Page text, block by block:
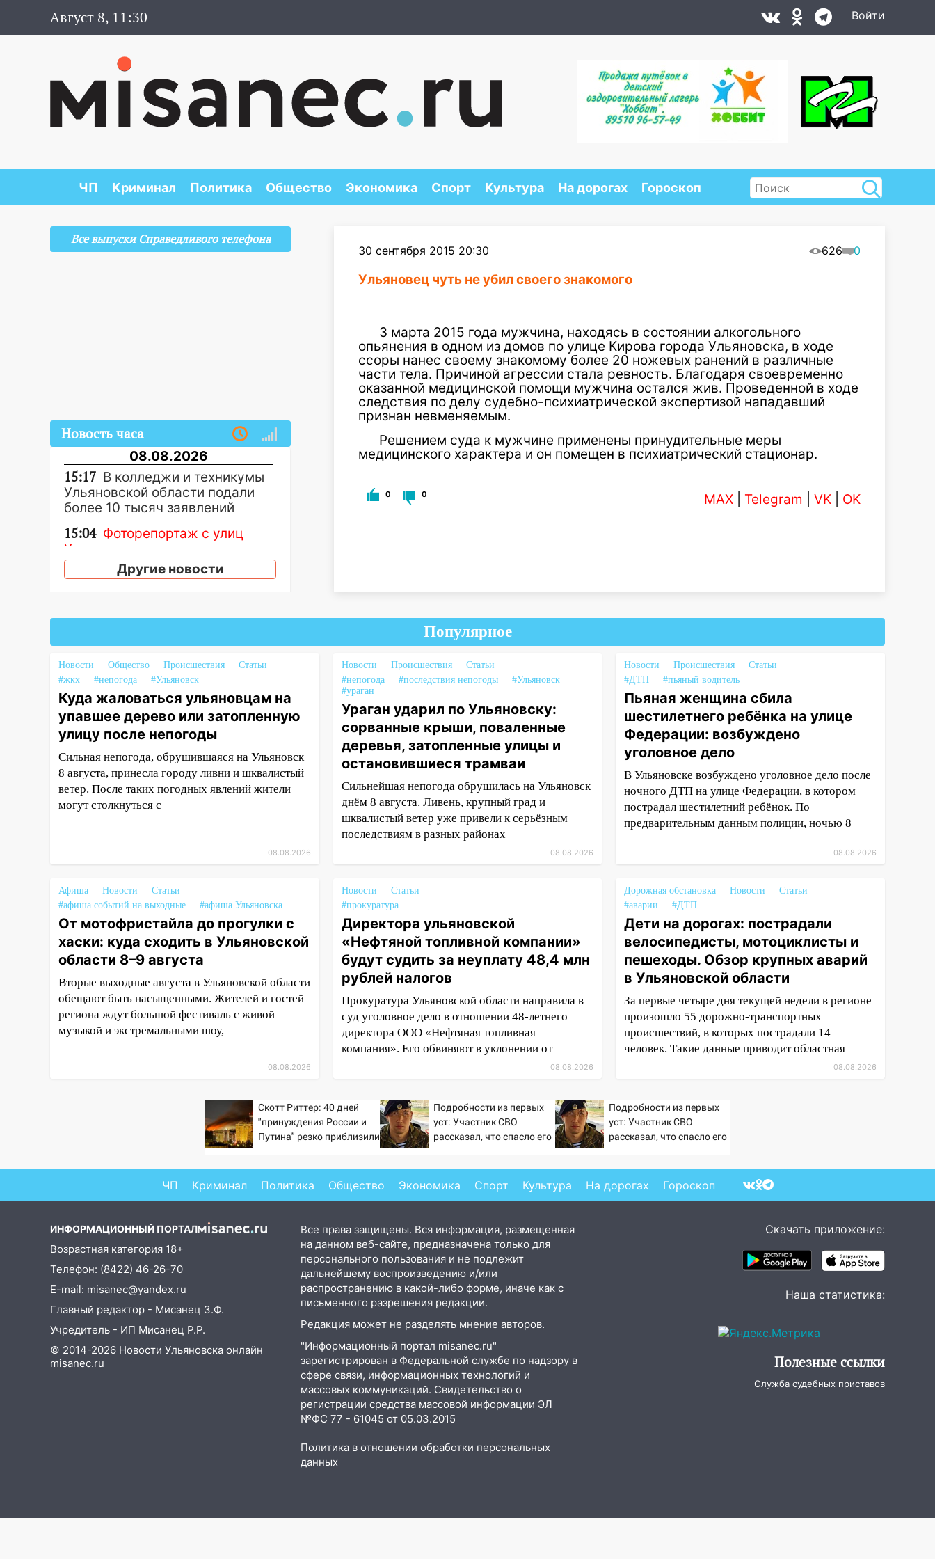
Август 8, 11:30 Войти
ЧП Криминал Политика Общество Экономика Спорт Культура На дорогах Гороскоп
30 сентября 2015 20:30 626 0
Ульяновец чуть не убил своего знакомого
3 марта 2015 года мужчина, находясь в состоянии алкогольного
опьянения в одном из домов по улице Кирова города Ульяновска, в ходе
ссоры нанес своему знакомому более 20 ножевых ранений в различные
части тела. Причиной агрессии стала ревность. Благодаря своевременно
оказанной медицинской помощи мужчина остался жив. Проведенной в ходе
следствия по делу судебно-психиатрической экспертизой нападавший
признан невменяемым.
Решением суда к мужчине применены принудительные меры
медицинского характера и он помещен в психиатрический стационар.
0 0 MAX Telegram VK OK
Все выпуски Справедливого телефона
Новость часа
08.08.2026
15:17 В колледжи и техникумы
Ульяновской области подали
более 10 тысяч заявлений
15:04 Фоторепортаж с улиц
Ульяновска после шторма:
поваленные деревья и
затопленные улицы
на улице Деева в Заволжье
14:26 Жители Ульяновска сами
пытаются расчистить ливнёвки,
не дождавшись
коммунальщиков
14:16 Шторм продолжает
ломать город: на улице Любови
Шевцовой рухнул светофор
14:14 Студента из Ульяновска
обманули мошенники под
видом преподавателя
ульяновцам на упавшее дерево
13:59 В Новом городе
ураганным ветром сорвало
опалубку со строящегося дома
13:54 В мэрии Ульяновска
последствия мощного шторма
13:49 Стихия продолжает
крушить Ульяновск: дерево
мощным ветром вырвало
Сильный ветер сорвал
Созидателей
13:35 Непогода продолжает
Ульяновске трамвай сошёл с
рельсов
13:22 Упавшие деревья
перекрыли дороги в
Ульяновске: фото
13:17 Непогода в Ульяновске
не закончится сегодня:
сильные ливни сохранятся 9
Другие новости
Популярное
Новости Общество Происшествия
Статьи
#жкх
#непогода #Ульяновск
Куда жаловаться ульяновцам на
упавшее дерево или затопленную
улицу после непогоды
Сильная непогода, обрушившаяся на Ульяновск
8 августа, принесла городу ливни и шквалистый
ветер. После таких погодных явлений жители
могут столкнуться с
08.08.2026
Новости Происшествия
Статьи
#непогода
#последствия непогоды
#Ульяновск
#ураган
Ураган ударил по Ульяновску:
сорванные крыши, поваленные
деревья, затопленные улицы и
остановившиеся трамваи
Сильнейшая непогода обрушилась на Ульяновск
днём 8 августа. Ливень, крупный град и
шквалистый ветер уже привели к серьёзным
последствиям в разных районах
08.08.2026
Новости Происшествия
Статьи
#ДТП
#пьяный водитель
Пьяная женщина сбила
шестилетнего ребёнка на улице
Федерации: возбуждено
уголовное дело
В Ульяновске возбуждено уголовное дело после
ночного ДТП на улице Федерации, в котором
пострадал шестилетний ребёнок. По
предварительным данным полиции, ночью 8
08.08.2026
Афиша Новости
Статьи
#афиша событий на выходные
#афиша Ульяновска
От мотофристайла до прогулки с
хаски: куда сходить в Ульяновской
области 8–9 августа
Вторые выходные августа в Ульяновской области
обещают быть насыщенными. Жителей и гостей
региона ждут большой фестиваль с живой
музыкой и экстремальными шоу,
08.08.2026
Новости
Статьи
#прокуратура
Директора ульяновской
«Нефтяной топливной компании»
будут судить за неуплату 48,4 млн
рублей налогов
Прокуратура Ульяновской области направила в
суд уголовное дело в отношении 48-летнего
директора ООО «Нефтяная топливная
компания». Его обвиняют в уклонении от
08.08.2026
Дорожная обстановка Новости
Статьи
#аварии
#ДТП
Дети на дорогах: пострадали
велосипедисты, мотоциклисты и
пешеходы. Обзор крупных аварий
в Ульяновской области
За первые четыре дня текущей недели в регионе
произошло 55 дорожно-транспортных
происшествий, в которых пострадали 14
человек. Такие данные приводит областная
08.08.2026
Скотт Риттер: 40 дней
"принуждения России и
Путина" резко приблизили
Подробности из первых
уст: Участник СВО
рассказал, что спасло его
Подробности из первых
уст: Участник СВО
рассказал, что спасло его
ЧП Криминал Политика Общество Экономика Спорт Культура На дорогах Гороскоп
ИНФОРМАЦИОННЫЙ ПОРТАЛ
Возрастная категория 18+
Телефон: (8422) 46-26-70
E-mail: misanec@yandex.ru
Главный редактор - Мисанец З.Ф.
Учредитель - ИП Мисанец Р.Р.
© 2014-2026 Новости Ульяновска онлайн
misanec.ru
Все права защищены. Вся информация, размещенная
на данном веб-сайте, предназначена только для
персонального пользования и не подлежит
дальнейшему воспроизведению и/или
распространению в какой-либо форме, иначе как с
письменного разрешения редакции.
Редакция может не разделять мнение авторов.
"Информационный портал misanec.ru"
зарегистрирован в Федеральной службе по надзору в
сфере связи, информационных технологий и
массовых коммуникаций. Свидетельство о
регистрации средства массовой информации ЭЛ
№ФС 77 - 61045 от 05.03.2015
Политика в отношении обработки персональных
данных
Скачать приложение:
Наша статистика:
Полезные ссылки
Служба судебных приставов